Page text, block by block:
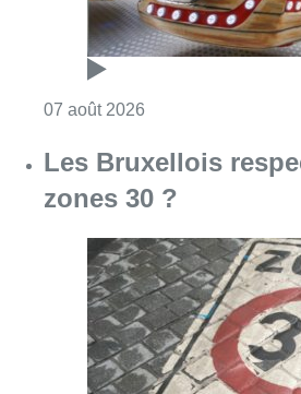
07 août 2026
Les Bruxellois
zones 30 ?